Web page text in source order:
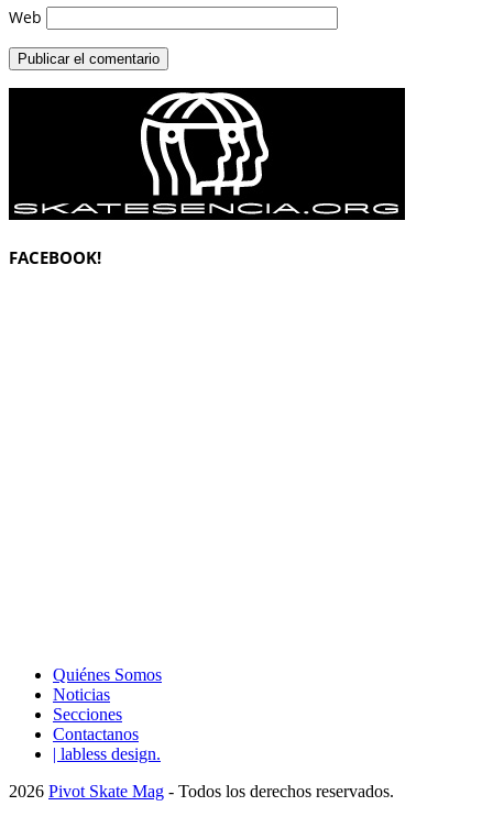
Web
FACEBOOK!
Quiénes Somos
Noticias
Secciones
Contactanos
| labless design.
2026 Pivot Skate Mag - Todos los derechos reservados.